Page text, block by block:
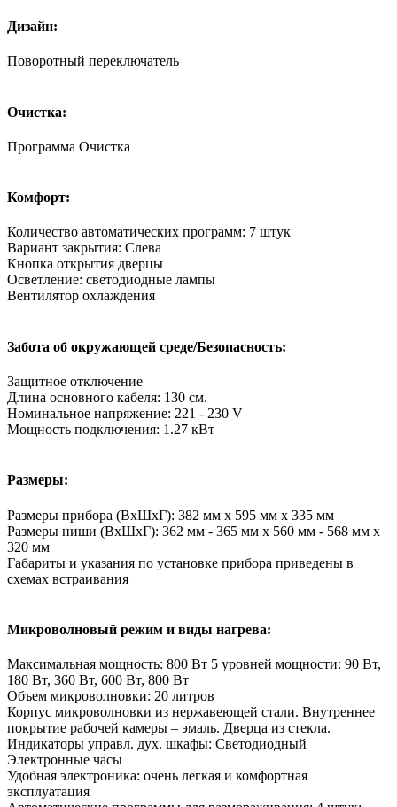
Дизайн:
Поворотный переключатель
Очистка:
Программа Очистка
Комфорт:
Количество автоматических программ: 7 штук
Вариант закрытия: Слева
Кнопка открытия дверцы
Осветление: светодиодные лампы
Вентилятор охлаждения
Забота об окружающей среде/Безопасность:
Защитное отключение
Длина основного кабеля: 130 см.
Номинальное напряжение: 221 - 230 V
Мощность подключения: 1.27 кВт
Размеры:
Размеры прибора (ВхШхГ): 382 мм x 595 мм x 335 мм
Размеры ниши (ВxШxГ): 362 мм - 365 мм x 560 мм - 568 мм x
320 мм
Габариты и указания по установке прибора приведены в
схемах встраивания
Микроволновый режим и виды нагрева:
Максимальная мощность: 800 Вт 5 уровней мощности: 90 Вт,
180 Вт, 360 Вт, 600 Вт, 800 Вт
Объем микроволновки: 20 литров
Корпус микроволновки из нержавеющей стали. Внутреннее
покрытие рабочей камеры – эмаль. Дверца из стекла.
Индикаторы управл. дух. шкафы: Светодиодный
Электронные часы
Удобная электроника: очень легкая и комфортная
эксплуатация